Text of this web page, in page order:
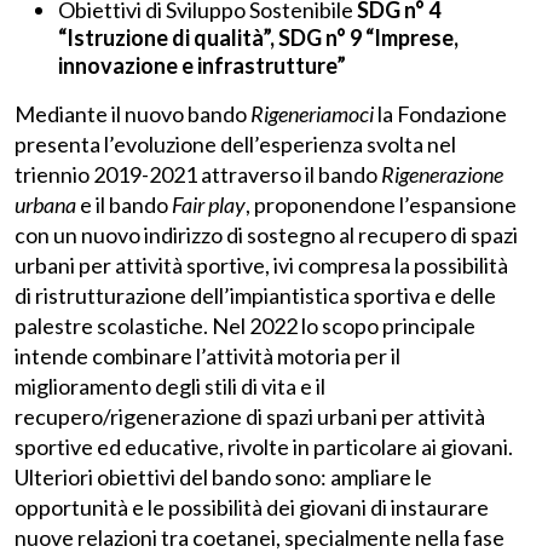
Obiettivi di Sviluppo SostenibileSDGn° 4
“Istruzione di qualità”, SDGn° 9 “Imprese,
innovazione e infrastrutture”
Mediante il nuovo bandoRigeneriamocila Fondazione
presenta l’evoluzione dell’esperienza svolta nel
triennio 2019-2021 attraverso il bandoRigenerazione
urbanae il bandoFair play, proponendone l’espansione
con un nuovo indirizzo di sostegno al recupero di spazi
urbani per attività sportive, ivi compresa la possibilità
di ristrutturazione dell’impiantistica sportiva e delle
palestre scolastiche. Nel 2022 lo scopo principale
intende combinare l’attività motoria per il
miglioramento degli stili di vita e il
recupero/rigenerazione di spazi urbani per attività
sportive ed educative, rivolte in particolare ai giovani.
Ulteriori obiettivi del bando sono: ampliare le
opportunità e le possibilità dei giovani di instaurare
nuove relazioni tra coetanei, specialmente nella fase